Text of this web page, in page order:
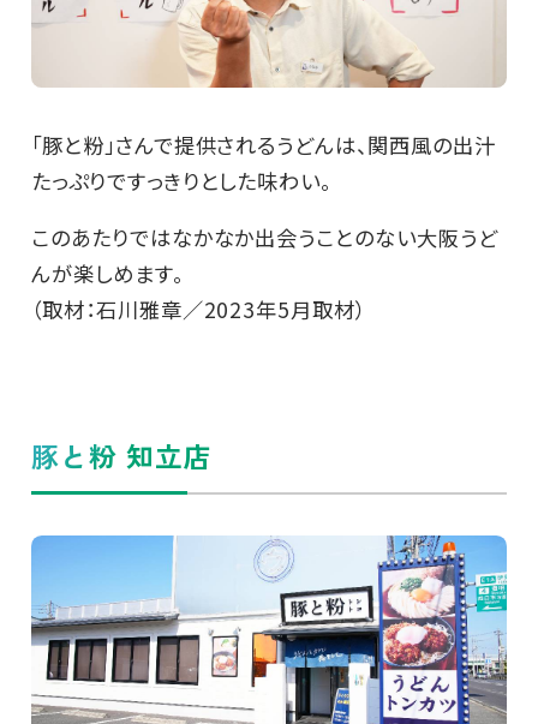
「豚と粉」さんで提供されるうどんは、関西風の出汁
たっぷりですっきりとした味わい。
このあたりではなかなか出会うことのない大阪うど
んが楽しめます。
（取材：石川雅章／2023年5月取材）
豚と粉 知立店